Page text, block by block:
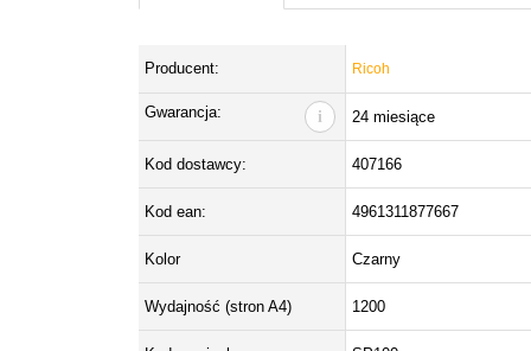
Producent: Ricoh
Gwarancja: i 24 miesiące
Kod dostawcy: 407166
Kod ean: 4961311877667
Kolor Czarny
Wydajność (stron A4) 1200